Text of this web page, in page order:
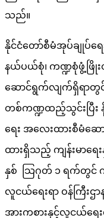
သည်။
နိုင်ငံတော်စီမံအုပ်ချုပ်ရ
နယ်ပယ်စုံ၊ ကဏ္ဍစုံဖွံ့ဖြို
ဆောင်ရွက်လျက်ရှိရာတွ
တစ်ကဏ္ဍထည့်သွင်းပြီး
ရေး အလေးထားစီမံ
ထားရှိသည့် ကျန်းမာရေး
နှစ် သြဂုတ် ၁ ရက်တွင် ကျ
လူငယ်ရေးရာ ဝန်ကြီးဌ
အားကစားနှင့်လူငယ်ရေး